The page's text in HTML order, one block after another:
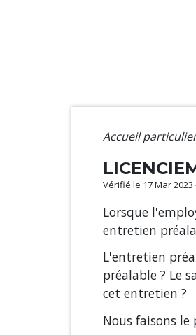
Accueil
Vérifié le 17 Mar
Lorsque
entretien
L'entretien
préalable ? Le
cet entretien ?
Nous faisons